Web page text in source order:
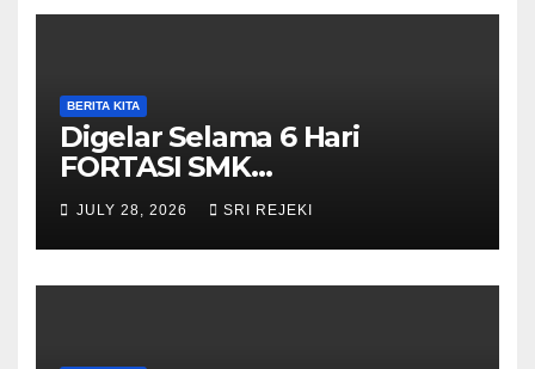
Purwantoro
BERITA KITA
Digelar Selama 6 Hari
FORTASI SMK
Muhammadiyah 5
Purwantoro Berjalan Lancar,
Meriah, dan Penuh
Semangat
JULY 28, 2026 SRI REJEKI